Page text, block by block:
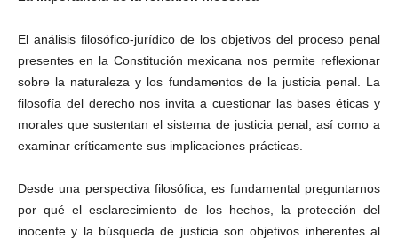
El análisis filosófico-jurídico de los objetivos del proceso penal
presentes en la Constitución mexicana nos permite reflexionar
sobre la naturaleza y los fundamentos de la justicia penal. La
filosofía del derecho nos invita a cuestionar las bases éticas y
morales que sustentan el sistema de justicia penal, así como a
examinar críticamente sus implicaciones prácticas.
Desde una perspectiva filosófica, es fundamental preguntarnos
por qué el esclarecimiento de los hechos, la protección del
inocente y la búsqueda de justicia son objetivos inherentes al